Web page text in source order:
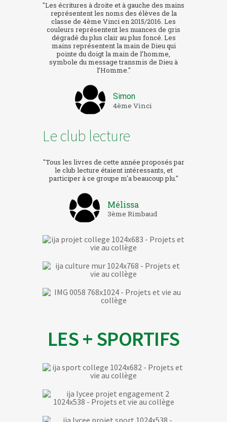
"Les écritures à droite et à gauche des mains
représentent les noms des élèves de la
classe de 4ème Vinci en 2015/2016. Les
couleurs représentent les nuances de gris
dégradé du plus clair au plus foncé. Les
mains représentent la main de Dieu qui
pointe du doigt la main de l’homme,
symbole du message transmis de Dieu à
l’Homme."
Simon
4ème Vinci
Le club lecture
"Tous les livres de cette année proposés par
le club lecture étaient intéressants, et
participer à ce groupe m'a beaucoup plu."
Mélissa
3ème Rimbaud
LES + SPORTIFS